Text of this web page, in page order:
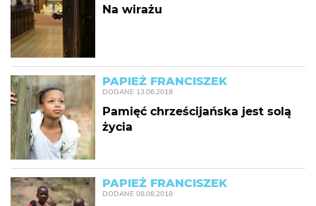
Na wirażu
PAPIEŻ FRANCISZEK
DODANE 13.06.2018
Pamięć chrześcijańska jest solą
życia
PAPIEŻ FRANCISZEK
DODANE 08.08.2018